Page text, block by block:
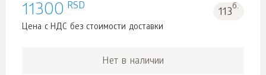
11300 RSD 113б.
Цена с НДС без стоимости доставки
Нет в наличии